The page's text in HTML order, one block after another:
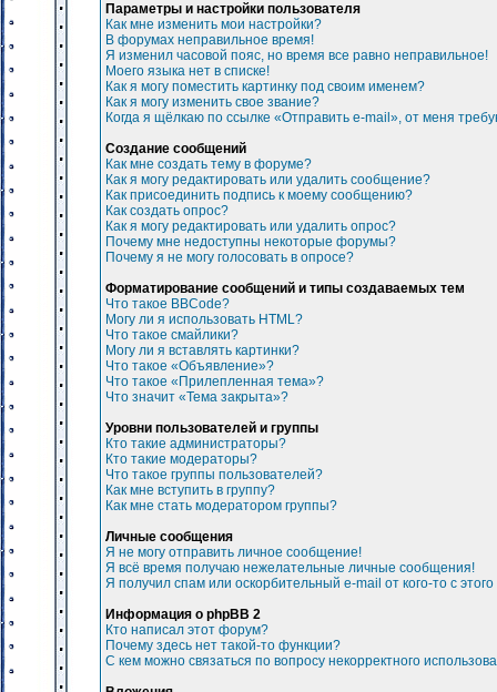
Параметры и настройки пользователя
Как мне изменить мои настройки?
В форумах неправильное время!
Я изменил часовой пояс, но время все равно неправильное!
Моего языка нет в списке!
Как я могу поместить картинку под своим именем?
Как я могу изменить свое звание?
Когда я щёлкаю по ссылке «Отправить e-mail», от меня
Создание сообщений
Как мне создать тему в форуме?
Как я могу редактировать или удалить сообщение?
Как присоединить подпись к моему сообщению?
Как создать опрос?
Как я могу редактировать или удалить опрос?
Почему мне недоступны некоторые форумы?
Почему я не могу голосовать в опросе?
Форматирование сообщений и типы создаваемых тем
Что такое BBCode?
Могу ли я использовать HTML?
Что такое смайлики?
Могу ли я вставлять картинки?
Что такое «Объявление»?
Что такое «Прилепленная тема»?
Что значит «Тема закрыта»?
Уровни пользователей и группы
Кто такие администраторы?
Кто такие модераторы?
Что такое группы пользователей?
Как мне вступить в группу?
Как мне стать модератором группы?
Личные сообщения
Я не могу отправить личное сообщение!
Я всё время получаю нежелательные личные сообщения!
Я получил спам или оскорбительный e-mail от кого-то с
Информация о phpBB 2
Кто написал этот форум?
Почему здесь нет такой-то функции?
С кем можно связаться по вопросу некорректного